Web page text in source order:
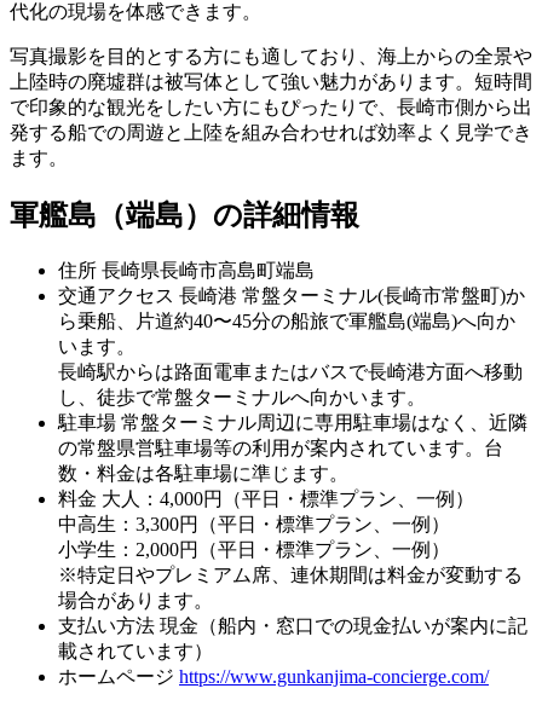
代化の現場を体感できます。
写真撮影を目的とする方にも適しており、海上からの全景や
上陸時の廃墟群は被写体として強い魅力があります。短時間
で印象的な観光をしたい方にもぴったりで、長崎市側から出
発する船での周遊と上陸を組み合わせれば効率よく見学でき
ます。
軍艦島（端島）の詳細情報
住所 長崎県長崎市高島町端島
交通アクセス 長崎港 常盤ターミナル(長崎市常盤町)か
ら乗船、片道約40〜45分の船旅で軍艦島(端島)へ向か
います。
長崎駅からは路面電車またはバスで長崎港方面へ移動
し、徒歩で常盤ターミナルへ向かいます。
駐車場 常盤ターミナル周辺に専用駐車場はなく、近隣
の常盤県営駐車場等の利用が案内されています。台
数・料金は各駐車場に準じます。
料金 大人：4,000円（平日・標準プラン、一例）
中高生：3,300円（平日・標準プラン、一例）
小学生：2,000円（平日・標準プラン、一例）
※特定日やプレミアム席、連休期間は料金が変動する
場合があります。
支払い方法 現金（船内・窓口での現金払いが案内に記
載されています）
ホームページ https://www.gunkanjima-concierge.com/